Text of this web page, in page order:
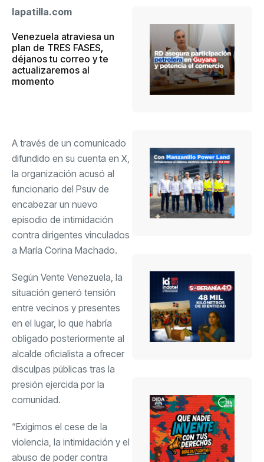
lapatilla.com
Venezuela atraviesa un
plan de TRES FASES,
déjanos tu correo y te
actualizaremos al
momento
A través de un comunicado
difundido en su cuenta en X
la organización acusó al
funcionario del Psuv de
encabezar un nuevo
episodio de intimidación
contra dirigentes vinculados
a María Corina Machado.
Según Vente Venezuela, la
situación generó tensión
entre vecinos y presentes
en el lugar, lo que habría
obligado posteriormente al
alcalde oficialista a ofrecer
disculpas públicas tras la
presión ejercida por la
comunidad.
“Exigimos el cese de la
violencia, la intimidación y el
abuso de poder contra